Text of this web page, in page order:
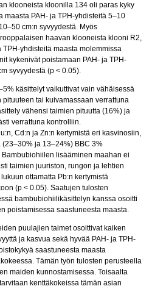
klooneista kloonilla 134 oli paras kyky
maasta PAH- ja TPH-yhdisteitä 5–10
cm:n syvyydestä. Myös
haavan klooneista klooni R2,
yhdisteitä maasta molemmissa
kykenivät poistamaan PAH- ja TPH-
syvyydestä (p < 0.05).
käsittelyt vaikuttivat vain vähäisessä
pituuteen tai kuivamassaan verrattuna
vähensi taimien pituutta (16%) ja
verrattuna kontrolliin.
Cd:n ja Zn:n kertymistä eri kasvinosiin,
ja 13‒24%) BBC 3%
lisääminen maahan ei
taimien juuriston, rungon ja lehtien
ottamatta Pb:n kertymistä
(p < 0.05). Saatujen tulosten
bambubiohiilikäsittelyn kanssa osoitti
poistamisessa saastuneesta maasta.
puulajien taimet osoittivat kaiken
ja kasvua sekä hyvää PAH- ja TPH-
saastuneesta maasta
Tämän työn tulosten perusteella
maiden kunnostamisessa. Toisaalta
kenttäkokeissa tämän asian